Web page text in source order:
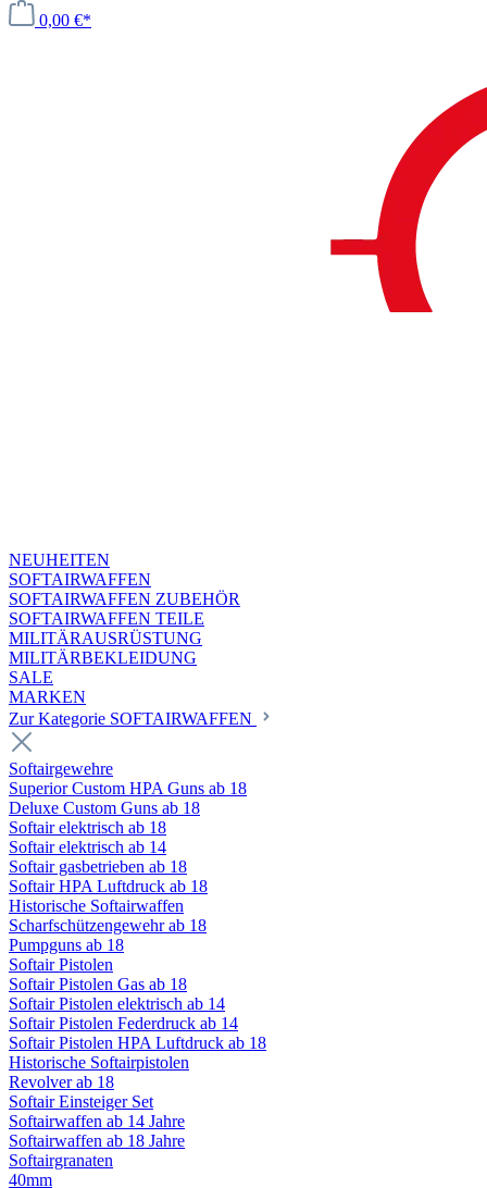
0,00 €*
NEUHEITEN
SOFTAIRWAFFEN
SOFTAIRWAFFEN ZUBEHÖR
SOFTAIRWAFFEN TEILE
MILITÄRAUSRÜSTUNG
MILITÄRBEKLEIDUNG
SALE
MARKEN
Zur Kategorie SOFTAIRWAFFEN
Softairgewehre
Superior Custom HPA Guns ab 18
Deluxe Custom Guns ab 18
Softair elektrisch ab 18
Softair elektrisch ab 14
Softair gasbetrieben ab 18
Softair HPA Luftdruck ab 18
Historische Softairwaffen
Scharfschützengewehr ab 18
Pumpguns ab 18
Softair Pistolen
Softair Pistolen Gas ab 18
Softair Pistolen elektrisch ab 14
Softair Pistolen Federdruck ab 14
Softair Pistolen HPA Luftdruck ab 18
Historische Softairpistolen
Revolver ab 18
Softair Einsteiger Set
Softairwaffen ab 14 Jahre
Softairwaffen ab 18 Jahre
Softairgranaten
40mm